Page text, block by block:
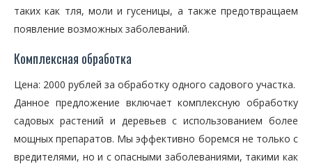
таких как тля, моли и гусеницы, а также предотвращаем
появление возможных заболеваний.
Комплексная обработка
Цена: 2000 рублей за обработку одного садового участка.
Данное предложение включает комплексную обработку
садовых растений и деревьев с использованием более
мощных препаратов. Мы эффективно боремся не только с
вредителями, но и с опасными заболеваниями, такими как